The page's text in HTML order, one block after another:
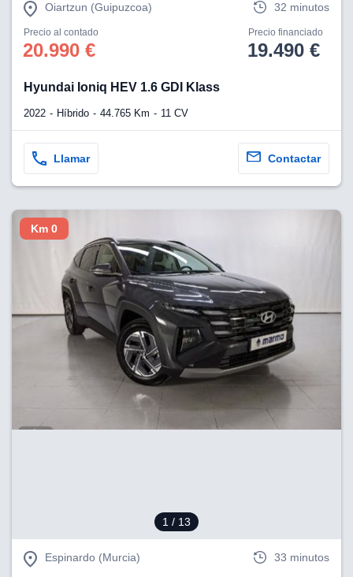
Oiartzun (Guipuzcoa) 32 minutos
Precio al contado
20.990 €
Precio financiado
19.490 €
Hyundai Ioniq HEV 1.6 GDI Klass
2022 Híbrido 44.765 Km 11 CV
Llamar Contactar
1 / 13
Km 0
Espinardo (Murcia) 33 minutos